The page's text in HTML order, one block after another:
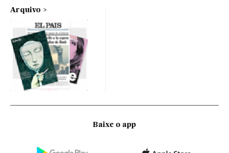
Arquivo
Baixe o app